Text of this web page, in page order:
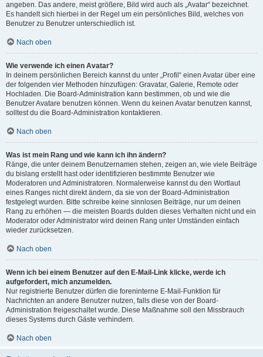
angeben. Das andere, meist größere, Bild wird auch als „Avatar“ bezeichnet.
Es handelt sich hierbei in der Regel um ein persönliches Bild, welches von
Benutzer zu Benutzer unterschiedlich ist.
Nach oben
Wie verwende ich einen Avatar?
In deinem persönlichen Bereich kannst du unter „Profil“ einen Avatar über eine
der folgenden vier Methoden hinzufügen: Gravatar, Galerie, Remote oder
Hochladen. Die Board-Administration kann bestimmen, ob und wie die
Benutzer Avatare benutzen können. Wenn du keinen Avatar benutzen kannst,
solltest du die Board-Administration kontaktieren.
Nach oben
Was ist mein Rang und wie kann ich ihn ändern?
Ränge, die unter deinem Benutzernamen stehen, zeigen an, wie viele Beiträge
du bislang erstellt hast oder identifizieren bestimmte Benutzer wie
Moderatoren und Administratoren. Normalerweise kannst du den Wortlaut
eines Ranges nicht direkt ändern, da sie von der Board-Administration
festgelegt wurden. Bitte schreibe keine sinnlosen Beiträge, nur um deinen
Rang zu erhöhen — die meisten Boards dulden dieses Verhalten nicht und ein
Moderator oder Administrator wird deinen Rang unter Umständen einfach
wieder zurücksetzen.
Nach oben
Wenn ich bei einem Benutzer auf den E-Mail-Link klicke, werde ich
aufgefordert, mich anzumelden.
Nur registrierte Benutzer dürfen die foreninterne E-Mail-Funktion für
Nachrichten an andere Benutzer nutzen, falls diese von der Board-
Administration freigeschaltet wurde. Diese Maßnahme soll den Missbrauch
dieses Systems durch Gäste verhindern.
Nach oben